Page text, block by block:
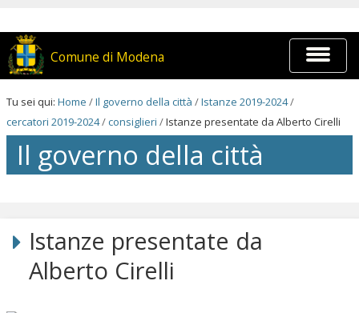
contenuti.
Salta
alla
Comune di Modena
Espandi
barra
di
Tu sei qui: Home /Il governo della città /Istanze 2019-2024/
cercatori 2019-2024/consiglieri /Istanze presentate da Alberto Cirelli
Il governo della città
Salta
navigazione
Istanze presentate da
Alberto Cirelli